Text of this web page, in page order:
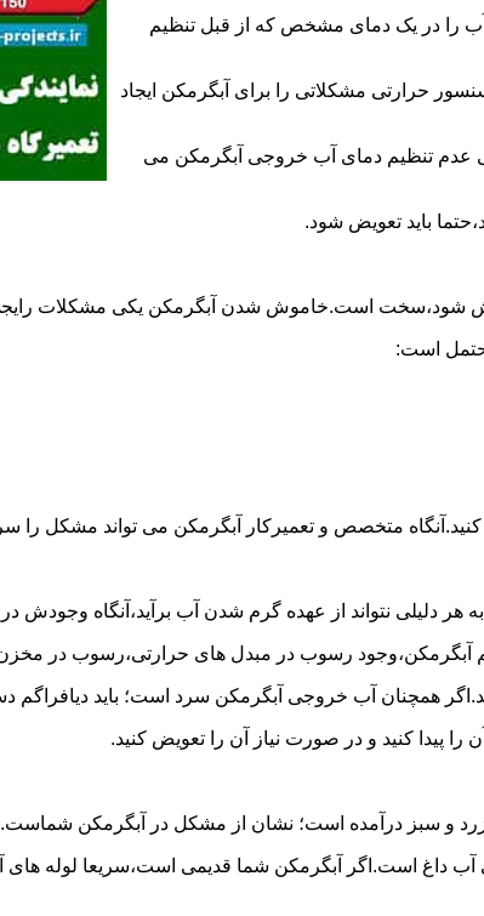
را در یک دمای مشخص که از قبل تنظیم
حرارتی مشکلاتی را برای آبگرمکن ایجاد
عدم تنظیم دمای آب خروجی آبگرمکن می
باید تعویض شود.
شود،سخت است.خاموش شدن آبگرمکن یکی مشکلات
است:
متخصص و تعمیرکار آبگرمکن می تواند مشکل را
دلیلی نتواند از عهده گرم شدن آب برآید،آنگاه وجودش
آبگرمکن،وجود رسوب در مبدل های حرارتی،رسوب در
همچنان آب خروجی آبگرمکن سرد است؛ باید دیافراگم
پیدا کنید و در صورت نیاز آن را تعویض کنید.
و سبز درآمده است؛ نشان از مشکل در آبگرمکن
است.اگر آبگرمکن شما قدیمی است،سریعا لوله های